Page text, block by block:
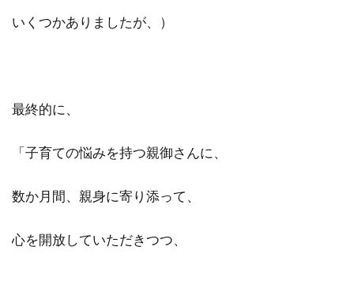
いくつかありましたが、）
最終的に、
「子育ての悩みを持つ親御さんに、
数か月間、親身に寄り添って、
心を開放していただきつつ、